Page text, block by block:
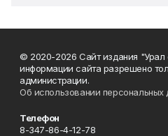
© 2020-2026 Сайт издания "Урал
информации сайта разрешено
администрации.
Об использовании персональных
Телефон
8-347-86-4-12-78